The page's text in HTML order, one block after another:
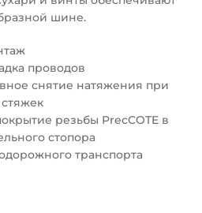
шине.
проводов
снятие натяжения при
резьбы PrecCOTE в
стопора
транспорта